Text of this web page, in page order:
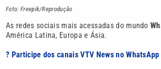
Foto: Freepik/Reprodução
As redes sociais mais acessadas do mundo
América Latina, Europa e Ásia.
? Participe dos canais VTV News no WhatsApp